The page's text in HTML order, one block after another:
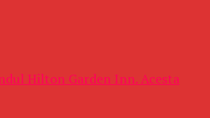
Hilton Garden Inn. Acesta